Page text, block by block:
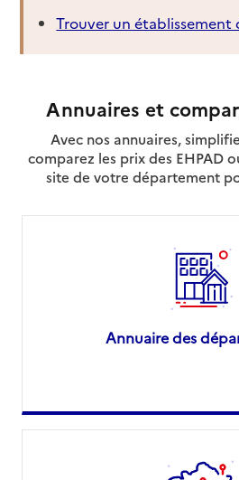
Trouver un établissement
Annuaires et
Avec nos annuaires,
comparez les prix des EHPAD
site de votre département
Annuaire des